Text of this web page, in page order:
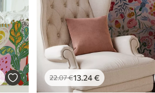
22.07€13.24€